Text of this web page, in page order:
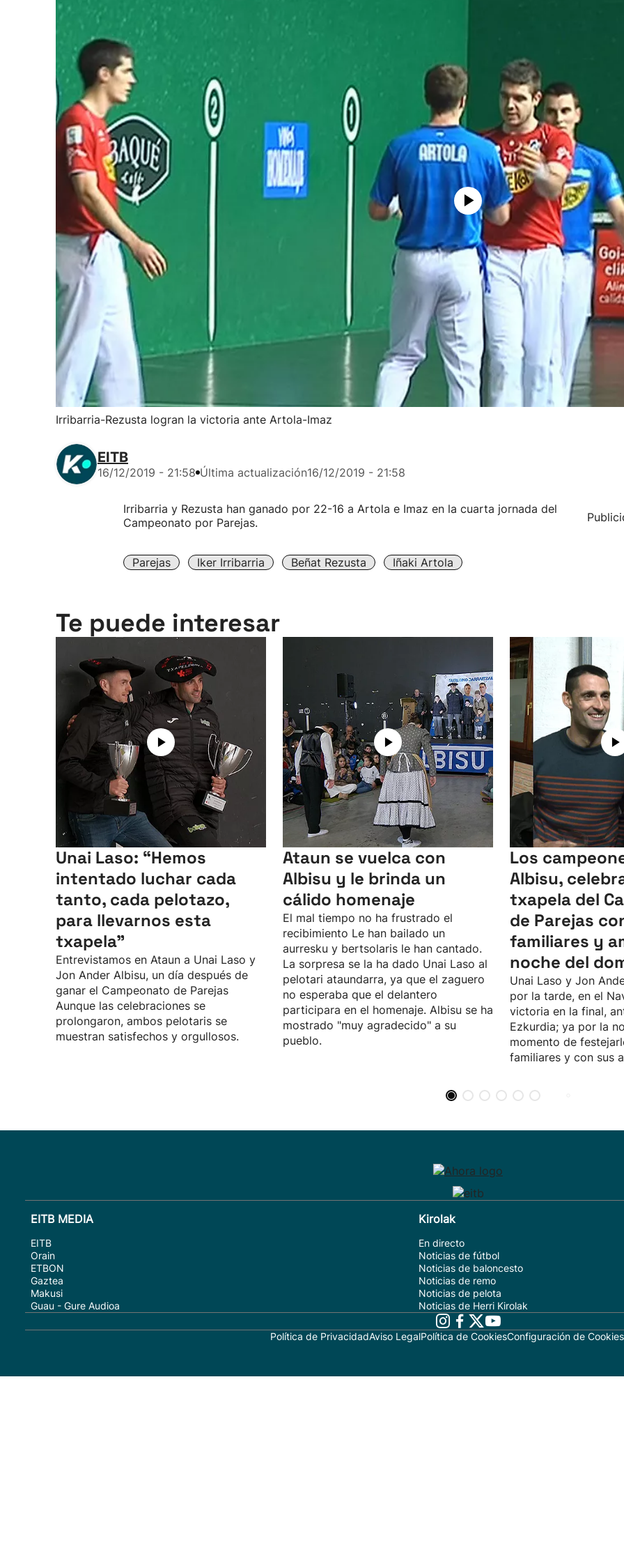
Irribarria-Rezusta logran la victoria ante Artola-Imaz
EITB
16/12/2019 - 21:58 Última actualización16/12/2019 - 21:58
Irribarria y Rezusta han ganado por 22-16 a Artola e Imaz en la cuarta jornada del
Campeonato por Parejas.
Parejas Iker Irribarria Beñat Rezusta Iñaki Artola
Te puede interesar
Unai Laso: “Hemos
intentado luchar cada
tanto, cada pelotazo,
para llevarnos esta
txapela”
Entrevistamos en Ataun a Unai Laso y
Jon Ander Albisu, un día después de
ganar el Campeonato de Parejas
Aunque las celebraciones se
prolongaron, ambos pelotaris se
muestran satisfechos y orgullosos.
Ataun se vuelca con
Albisu y le brinda un
cálido homenaje
El mal tiempo no ha frustrado el
recibimiento Le han bailado un
aurresku y bertsolaris le han cantado.
La sorpresa se la ha dado Unai Laso al
pelotari ataundarra, ya que el zaguero
no esperaba que el delantero
participara en el homenaje. Albisu se ha
mostrado "muy agradecido" a su
pueblo.
Los
Albisu,
txapela del
de Parejas
familiares y
noche del
Unai Laso y Jon
por la tarde, en el
victoria en la final,
Ezkurdia; ya por la
momento de
familiares y con sus
EITB MEDIA
EITB
Orain
ETBON
Gaztea
Makusi
Guau - Gure Audioa
Kirolak
En directo
Noticias de fútbol
Noticias de baloncesto
Noticias de remo
Noticias de pelota
Noticias de Herri Kirolak
Política de PrivacidadAviso LegalPolítica de CookiesConfiguración de Cookies